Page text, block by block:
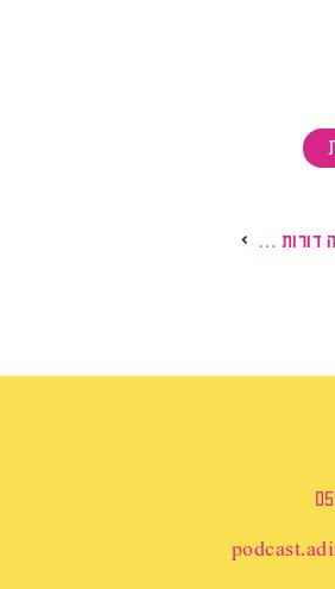
X, Y, Z, α – ארבעה דורות – משרד אחד